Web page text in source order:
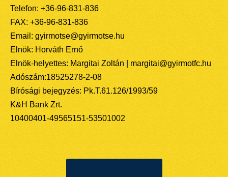
Telefon: +36-96-831-836
FAX: +36-96-831-836
Email: gyirmotse@gyirmotse.hu
Elnök: Horváth Ernő
Elnök-helyettes: Margitai Zoltán | margitai@gyirmotfc.hu
Adószám:18525278-2-08
Bírósági bejegyzés: Pk.T.61.126/1993/59
K&H Bank Zrt.
10400401-49565151-53501002